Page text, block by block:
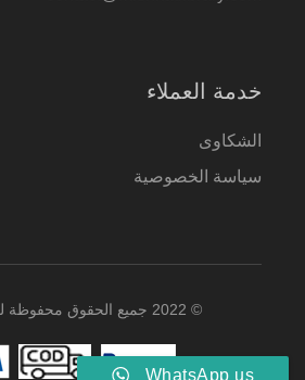
خدمة العملاء
الشكاوى
سياسة الخصوصية
© 2022 جميع الحقوق محفوظة لموقع مشكاة
WhatsApp us